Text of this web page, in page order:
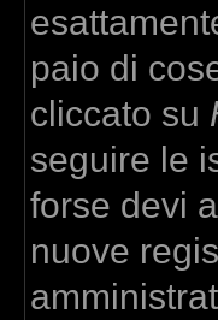
paio di
cliccato su
seguire le
forse devi
nuove